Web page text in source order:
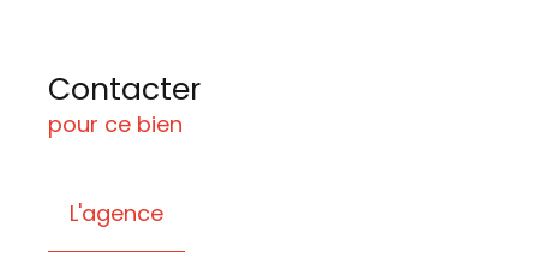
Contacter
pour ce bien
L'agence